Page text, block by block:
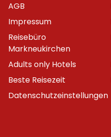
AGB
Impressum
Reisebüro
Markneukirchen
Adults only Hotels
Beste Reisezeit
Datenschutzeinstellungen